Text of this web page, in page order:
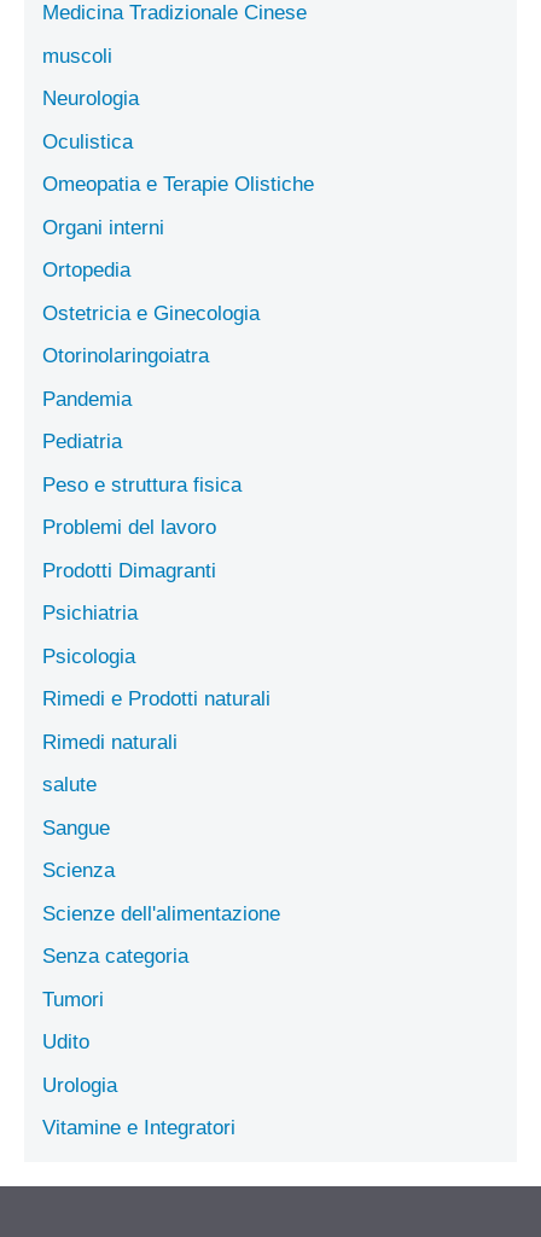
Medicina Tradizionale Cinese
muscoli
Neurologia
Oculistica
Omeopatia e Terapie Olistiche
Organi interni
Ortopedia
Ostetricia e Ginecologia
Otorinolaringoiatra
Pandemia
Pediatria
Peso e struttura fisica
Problemi del lavoro
Prodotti Dimagranti
Psichiatria
Psicologia
Rimedi e Prodotti naturali
Rimedi naturali
salute
Sangue
Scienza
Scienze dell'alimentazione
Senza categoria
Tumori
Udito
Urologia
Vitamine e Integratori